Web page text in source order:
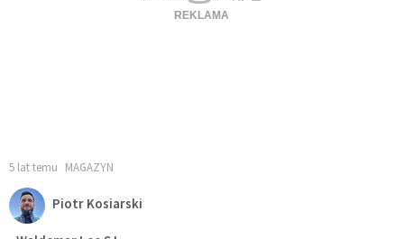
5 lat temu MAGAZYN
Piotr Kosiarski